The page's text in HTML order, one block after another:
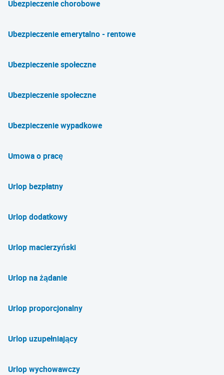
Ubezpieczenie chorobowe
Ubezpieczenie emerytalno - rentowe
Ubezpieczenie społeczne
Ubezpieczenie społeczne
Ubezpieczenie wypadkowe
Umowa o pracę
Urlop bezpłatny
Urlop dodatkowy
Urlop macierzyński
Urlop na żądanie
Urlop proporcjonalny
Urlop uzupełniający
Urlop wychowawczy